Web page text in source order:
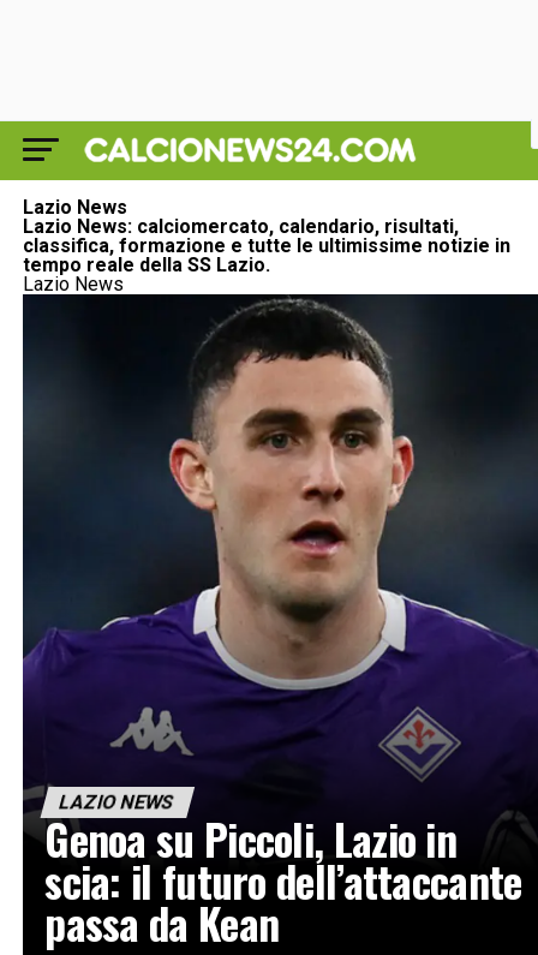
Lazio News
Lazio News: calciomercato, calendario, risultati,
classifica, formazione e tutte le ultimissime notizie in
tempo reale della SS Lazio.
Lazio News
LAZIO NEWS
Genoa su Piccoli, Lazio in
scia: il futuro dell’attaccante
passa da Kean